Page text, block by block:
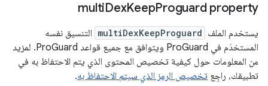
multiDexKeepProguard property
يستخدم الملف multiDexKeepProguard التنسيق نفسه
المستخدَم في ProGuard ويتوافق مع جميع قواعد ProGuard. لمزيد
من المعلومات حول كيفية تخصيص المحتوى الذي يتم الاحتفاظ به في
تطبيقك، راجِع تخصيص الرمز الذي سيتم الاحتفاظ به.